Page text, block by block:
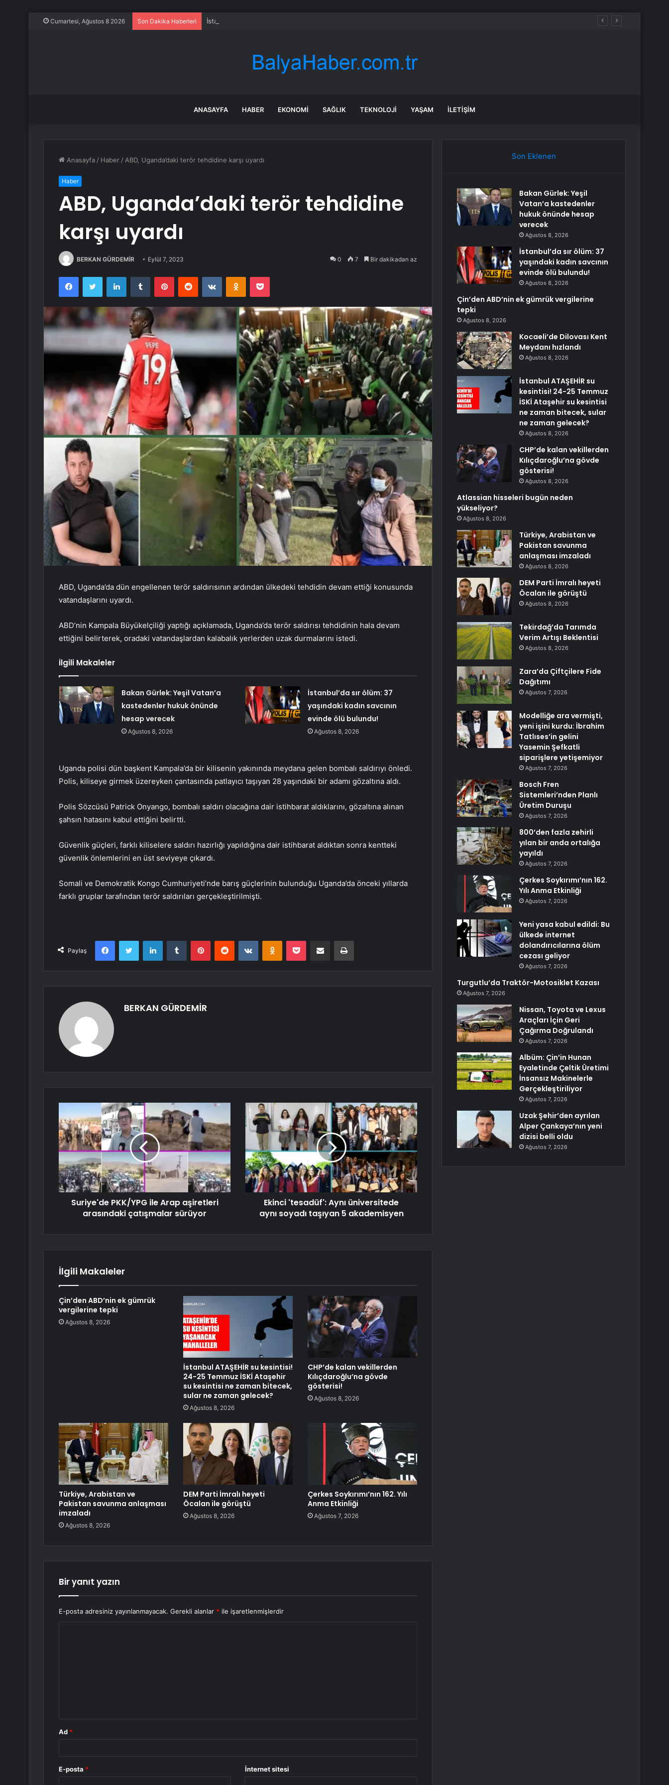
Cumartesi, Ağustos 8 2026 Son Dakika Haberleri İstanbul’da sır ölüm: 37 yaşındaki kadın savcının evinde ölü bulundu!
ANASAYFA HABER EKONOMI SAĞLIK TEKNOLOJI YAŞAM İLETIŞIM
Anasayfa / Haber / ABD, Uganda’daki terör tehdidine karşı uyardı
Haber
ABD, Uganda’daki terör tehdidine
karşı uyardı
BERKAN GÜRDEMİR Eylül 7, 2023 0 7 Bir dakikadan az
FacebookTwitter LinkedInTumblr PinterestReddit VKontakteOdnoklassniki
Pocket
ABD, Uganda’da dün engellenen terör saldırısının ardından ülkedeki tehdidin devam ettiği konusunda
vatandaşlarını uyardı.
ABD’nin Kampala Büyükelçiliği yaptığı açıklamada, Uganda’da terör saldırısı tehdidinin hala devam
ettiğini belirterek, oradaki vatandaşlardan kalabalık yerlerden uzak durmalarını istedi.
İlgili Makaleler
Bakan Gürlek: Yeşil Vatan’a
kastedenler hukuk önünde
hesap verecek
Ağustos 8, 2026
İstanbul’da sır ölüm: 37
yaşındaki kadın savcının
evinde ölü bulundu!
Ağustos 8, 2026
Uganda polisi dün başkent Kampala’da bir kilisenin yakınında meydana gelen bombalı saldırıyı önledi.
Polis, kiliseye girmek üzereyken çantasında patlayıcı taşıyan 28 yaşındaki bir adamı gözaltına aldı.
Polis Sözcüsü Patrick Onyango, bombalı saldırı olacağına dair istihbarat aldıklarını, gözaltına alınan
şahsın hatasını kabul ettiğini belirtti.
Güvenlik güçleri, farklı kiliselere saldırı hazırlığı yapıldığına dair istihbarat aldıktan sonra kentteki
güvenlik önlemlerini en üst seviyeye çıkardı.
Somali ve Demokratik Kongo Cumhuriyeti’nde barış güçlerinin bulunduğu Uganda’da önceki yıllarda
farklı gruplar tarafından terör saldırıları gerçekleştirilmişti.
Paylaş
FacebookTwitter LinkedInTumblr PinterestReddit VKontakteOdnoklassniki
Pocket E-Posta ile paylaş Yazdır
BERKAN GÜRDEMİR
Suriye'de PKK/YPG ile Arap aşiretleri
arasındaki çatışmalar sürüyor
Ekinci 'tesadüf': Aynı üniversitede
aynı soyadı taşıyan 5 akademisyen
İlgili Makaleler
Çin’den ABD’nin ek gümrük
vergilerine tepki
Ağustos 8, 2026
İstanbul ATAŞEHİR su kesintisi!
24-25 Temmuz İSKİ Ataşehir
su kesintisi ne zaman bitecek,
sular ne zaman gelecek?
Ağustos 8, 2026
CHP’de kalan vekillerden
Kılıçdaroğlu’na gövde
gösterisi!
Ağustos 8, 2026
Türkiye, Arabistan ve
Pakistan savunma anlaşması
imzaladı
Ağustos 8, 2026
DEM Parti İmralı heyeti
Öcalan ile görüştü
Ağustos 8, 2026
Çerkes Soykırımı’nın 162. Yılı
Anma Etkinliği
Ağustos 7, 2026
Bir yanıt yazın
E-posta adresiniz yayınlanmayacak. Gerekli alanlar * ile işaretlenmişlerdir
Ad *
E-posta * İnternet sitesi
Son Eklenen
Bakan Gürlek: Yeşil
Vatan’a kastedenler
hukuk önünde hesap
verecek
Ağustos 8, 2026
İstanbul’da sır ölüm: 37
yaşındaki kadın savcının
evinde ölü bulundu!
Ağustos 8, 2026
Çin’den ABD’nin ek gümrük vergilerine
tepki
Ağustos 8, 2026
Kocaeli’de Dilovası Kent
Meydanı hızlandı
Ağustos 8, 2026
İstanbul ATAŞEHİR su
kesintisi! 24-25 Temmuz
İSKİ Ataşehir su kesintisi
ne zaman bitecek, sular
ne zaman gelecek?
Ağustos 8, 2026
CHP’de kalan vekillerden
Kılıçdaroğlu’na gövde
gösterisi!
Ağustos 8, 2026
Atlassian hisseleri bugün neden
yükseliyor?
Ağustos 8, 2026
Türkiye, Arabistan ve
Pakistan savunma
anlaşması imzaladı
Ağustos 8, 2026
DEM Parti İmralı heyeti
Öcalan ile görüştü
Ağustos 8, 2026
Tekirdağ’da Tarımda
Verim Artışı Beklentisi
Ağustos 8, 2026
Zara’da Çiftçilere Fide
Dağıtımı
Ağustos 7, 2026
Modelliğe ara vermişti,
yeni işini kurdu: İbrahim
Tatlıses’in gelini
Yasemin Şefkatli
siparişlere yetişemiyor
Ağustos 7, 2026
Bosch Fren
Sistemleri’nden Planlı
Üretim Duruşu
Ağustos 7, 2026
800’den fazla zehirli
yılan bir anda ortalığa
yayıldı
Ağustos 7, 2026
Çerkes Soykırımı’nın 162.
Yılı Anma Etkinliği
Ağustos 7, 2026
Yeni yasa kabul edildi: Bu
ülkede internet
dolandırıcılarına ölüm
cezası geliyor
Ağustos 7, 2026
Turgutlu’da Traktör-Motosiklet Kazası
Ağustos 7, 2026
Nissan, Toyota ve Lexus
Araçları İçin Geri
Çağırma Doğrulandı
Ağustos 7, 2026
Albüm: Çin’in Hunan
Eyaletinde Çeltik Üretimi
İnsansız Makinelerle
Gerçekleştiriliyor
Ağustos 7, 2026
Uzak Şehir’den ayrılan
Alper Çankaya’nın yeni
dizisi belli oldu
Ağustos 7, 2026